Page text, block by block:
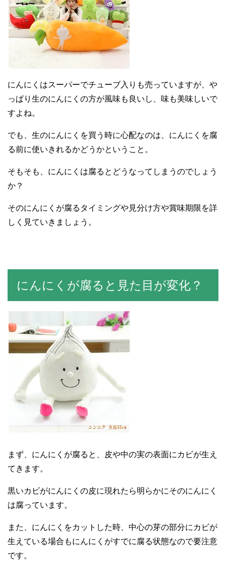
にんにくはスーパーでチューブ入りも売っていますが、や
っぱり生のにんにくの方が風味も良いし、味も美味しいで
すよね。
でも、生のにんにくを買う時に心配なのは、にんにくを腐
る前に使いきれるかどうかということ。
そもそも、にんにくは腐るとどうなってしまうのでしょう
か？
そのにんにくが腐るタイミングや見分け方や賞味期限を詳
しく見ていきましょう。
にんにくが腐ると見た目が変化？
まず、にんにくが腐ると、皮や中の実の表面にカビが生え
てきます。
黒いカビがにんにくの皮に現れたら明らかにそのにんにく
は腐っています。
また、にんにくをカットした時、中心の芽の部分にカビが
生えている場合もにんにくがすでに腐る状態なので要注意
です。